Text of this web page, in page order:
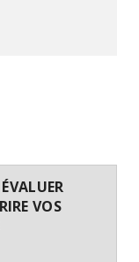
VOS